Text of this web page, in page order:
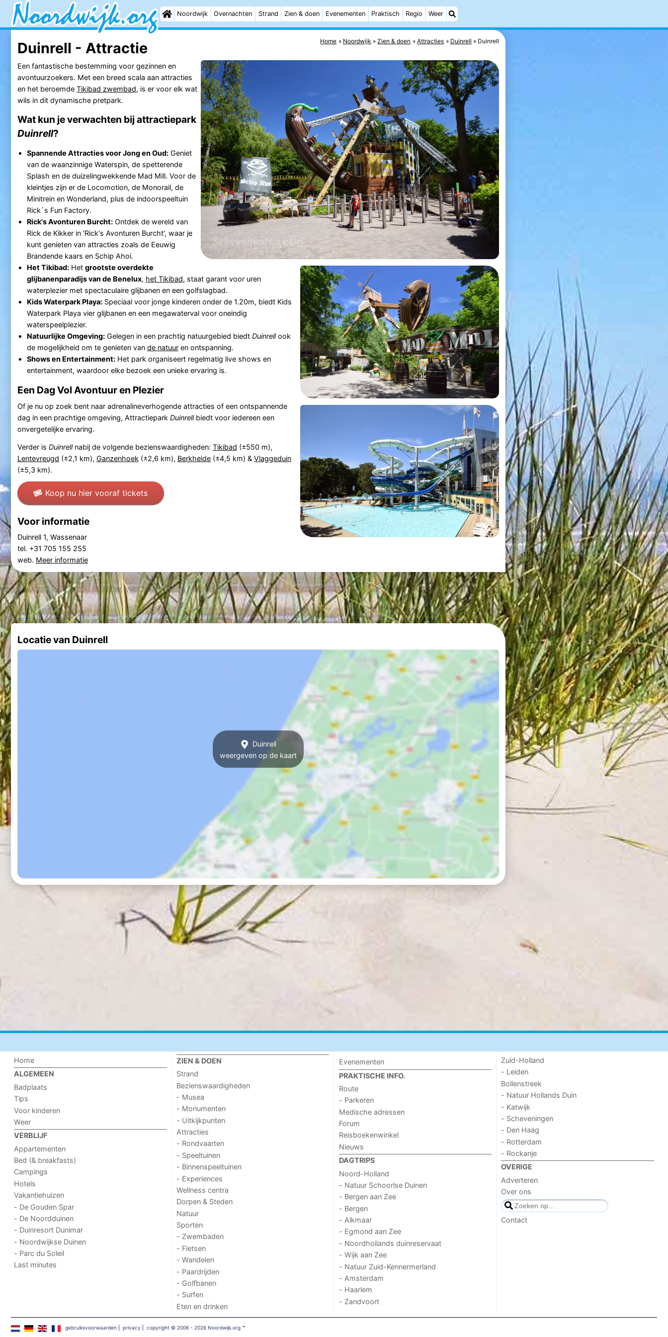
Noordwijk Overnachten Strand Zien & doen Evenementen Praktisch Regio Weer
Home Noordwijk Zien & doen Attracties Duinrell Duinrell
Duinrell - Attractie
Een fantastische bestemming voor gezinnen en
avontuurzoekers. Met een breed scala aan attracties
en het beroemde Tikibad zwembad, is er voor elk wat
wils in dit dynamische pretpark.
Wat kun je verwachten bij attractiepark
Duinrell?
Spannende Attracties voor Jong en Oud:Geniet
van de waanzinnige Waterspin, de spetterende
Splash en de duizelingwekkende Mad Mill. Voor de
kleintjes zijn er de Locomotion, de Monorail, de
Minitrein en Wonderland, plus de indoorspeeltuin
Rick`s Fun Factory.
Rick's Avonturen Burcht:Ontdek de wereld van
Rick de Kikker in 'Rick's Avonturen Burcht', waar je
kunt genieten van attracties zoals de Eeuwig
Brandende kaars en Schip Ahoi.
Het Tikibad:Het grootste overdekte
glijbanenparadijs van de Benelux, het Tikibad, staat garant voor uren
waterplezier met spectaculaire glijbanen en een golfslagbad.
Kids Waterpark Playa:Speciaal voor jonge kinderen onder de 1.20m, biedt Kids
Waterpark Playa vier glijbanen en een megawaterval voor oneindig
waterspeelplezier.
Natuurlijke Omgeving:Gelegen in een prachtig natuurgebied biedt Duinrellook
de mogelijkheid om te genieten van de natuuren ontspanning.
Shows en Entertainment:Het park organiseert regelmatig live shows en
entertainment, waardoor elke bezoek een unieke ervaring is.
Een Dag Vol Avontuur en Plezier
Of je nu op zoek bent naar adrenalineverhogende attracties of een ontspannende
dag in een prachtige omgeving, Attractiepark Duinrellbiedt voor iedereen een
onvergetelijke ervaring.
Verder is Duinrellnabij de volgende bezienswaardigheden: Tikibad (±550 m),
Lentevreugd (±2,1 km), Ganzenhoek (±2,6 km), Berkheide(±4,5 km) & Vlaggeduin
(±5,3 km).
Koop nu hier vooraf tickets
Voor informatie
Duinrell 1, Wassenaar
tel. +31 705 155 255
web. Meer informatie
Locatie van Duinrell
Duinrell
weergeven op de kaart
Home
ALGEMEEN
Badplaats
Tips
Voor kinderen
Weer
VERBLIJF
Appartementen
Bed (& breakfasts)
Campings
Hotels
Vakantiehuizen
- De Gouden Spar
- De Noordduinen
- Duinresort Dunimar
- Noordwijkse Duinen
- Parc du Soleil
Last minutes
ZIEN & DOEN
Strand
Bezienswaardigheden
- Musea
- Monumenten
- Uitkijkpunten
Attracties
- Rondvaarten
- Speeltuinen
- Binnenspeeltuinen
- Experiences
Wellness centra
Dorpen & Steden
Natuur
Sporten
- Zwembaden
- Fietsen
- Wandelen
- Paardrijden
- Golfbanen
- Surfen
Eten en drinken
Evenementen
PRAKTISCHE INFO.
Route
- Parkeren
Medische adressen
Forum
Reisboekenwinkel
Nieuws
DAGTRIPS
Noord-Holland
- Natuur Schoorlse Duinen
- Bergen aan Zee
- Bergen
- Alkmaar
- Egmond aan Zee
- Noordhollands duinreservaat
- Wijk aan Zee
- Natuur Zuid-Kennermerland
- Amsterdam
- Haarlem
- Zandvoort
Zuid-Holland
- Leiden
Bollenstreek
- Natuur Hollands Duin
- Katwijk
- Scheveningen
- Den Haag
- Rotterdam
- Rockanje
OVERIGE
Adverteren
Over ons
Contact
gebruiksvoorwaarden privacy copyright © 2006 - 2026 Noordwijk.org™